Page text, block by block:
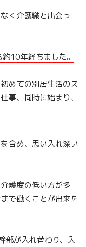
く介護職と出会っ
10年経ちました。
めての別居生活のス
事、同時に始まり、
含め、思い入れ深い
護度の低い方が多
で働くことが出来た
部が入れ替わり、入